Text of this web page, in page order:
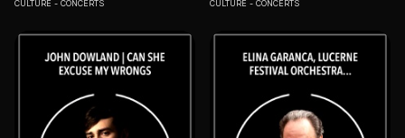
CULTURE CONCERTS CULTURE CONCERTS